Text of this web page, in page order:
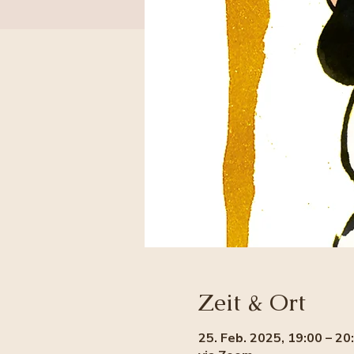
Zeit & Ort
25. Feb. 2025, 19:00 –